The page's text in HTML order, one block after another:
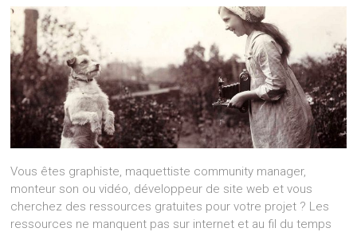
Vous êtes graphiste, maquettiste community manager,
monteur son ou vidéo, développeur de site web et vous
cherchez des ressources gratuites pour votre projet ? Les
ressources ne manquent pas sur internet et au fil du temps